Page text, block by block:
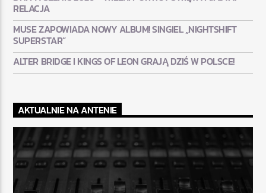
RELACJA
MUSE ZAPOWIADA NOWY ALBUM! SINGIEL „NIGHTSHIFT
SUPERSTAR”
ALTER BRIDGE I KINGS OF LEON GRAJĄ DZIŚ W POLSCE!
AKTUALNIE NA ANTENIE